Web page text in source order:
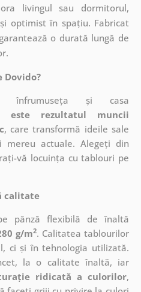
livingul sau dormitorul,
optimist în spațiu. Fabricat
o durată lungă de
Dovido?
înfrumuseța și casa
este rezultatul muncii
, caretransformă ideile sale
actuale. Alegeți din
vă locuința cu tablouri pe
calitate
pânză flexibilă de înaltă
g/m2. Calitatea tablourilor
ci și în tehnologia utilizată.
la o calitate înaltă, iar
ridicată a culorilor,